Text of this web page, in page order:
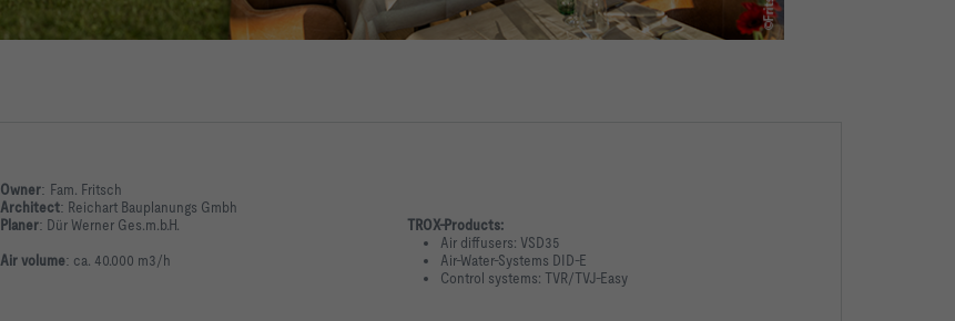
Owner: Fam. Fritsch
Architect: Reichart Bauplanungs Gmbh
Planer: Dür Werner Ges.m.b.H.
Air volume: ca. 40.000 m3/h
TROX-Products:
Air diffusers: VSD35
Air-Water-Systems DID-E
Control systems: TVR/TVJ-Easy